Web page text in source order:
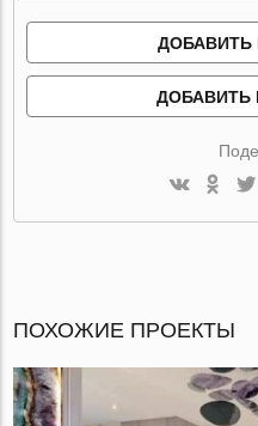
ДОБАВИТЬ
ДОБАВИТЬ
ПОХОЖИЕ ПРОЕКТЫ